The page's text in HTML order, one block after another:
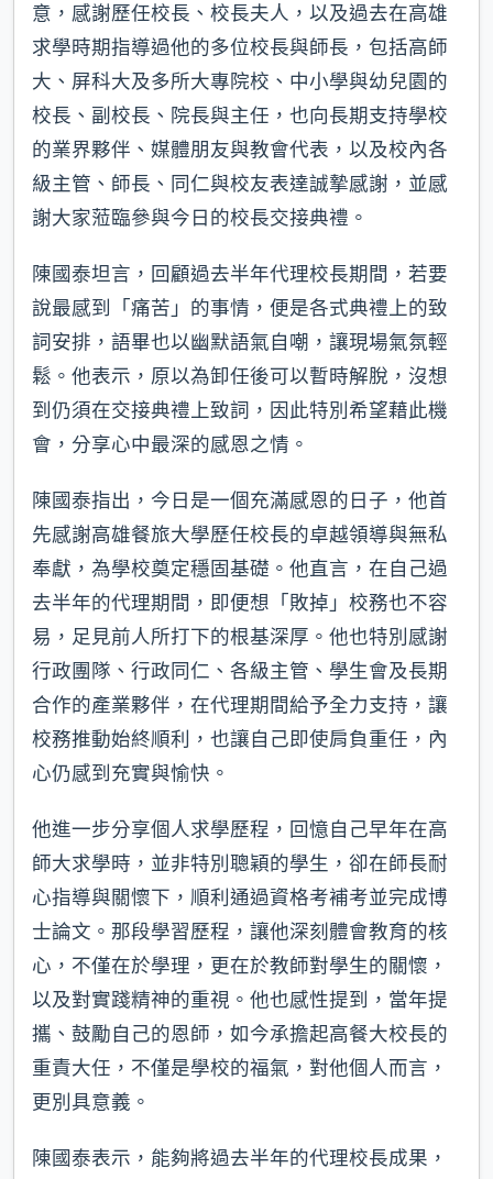
意，感謝歷任校長、校長夫人，以及過去在高雄
求學時期指導過他的多位校長與師長，包括高師
大、屏科大及多所大專院校、中小學與幼兒園的
校長、副校長、院長與主任，也向長期支持學校
的業界夥伴、媒體朋友與教會代表，以及校內各
級主管、師長、同仁與校友表達誠摯感謝，並感
謝大家蒞臨參與今日的校長交接典禮。
陳國泰坦言，回顧過去半年代理校長期間，若要
說最感到「痛苦」的事情，便是各式典禮上的致
詞安排，語畢也以幽默語氣自嘲，讓現場氣氛輕
鬆。他表示，原以為卸任後可以暫時解脫，沒想
到仍須在交接典禮上致詞，因此特別希望藉此機
會，分享心中最深的感恩之情。
陳國泰指出，今日是一個充滿感恩的日子，他首
先感謝高雄餐旅大學歷任校長的卓越領導與無私
奉獻，為學校奠定穩固基礎。他直言，在自己過
去半年的代理期間，即便想「敗掉」校務也不容
易，足見前人所打下的根基深厚。他也特別感謝
行政團隊、行政同仁、各級主管、學生會及長期
合作的產業夥伴，在代理期間給予全力支持，讓
校務推動始終順利，也讓自己即使肩負重任，內
心仍感到充實與愉快。
他進一步分享個人求學歷程，回憶自己早年在高
師大求學時，並非特別聰穎的學生，卻在師長耐
心指導與關懷下，順利通過資格考補考並完成博
士論文。那段學習歷程，讓他深刻體會教育的核
心，不僅在於學理，更在於教師對學生的關懷，
以及對實踐精神的重視。他也感性提到，當年提
攜、鼓勵自己的恩師，如今承擔起高餐大校長的
重責大任，不僅是學校的福氣，對他個人而言，
更別具意義。
陳國泰表示，能夠將過去半年的代理校長成果，